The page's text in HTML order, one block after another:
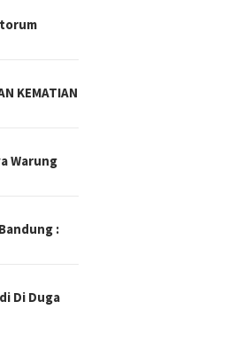
KEMATIAN
Warung
:
Di Duga